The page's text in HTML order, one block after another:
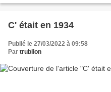
C' était en 1934
Publié le 27/03/2022 à 09:58
Par trublion